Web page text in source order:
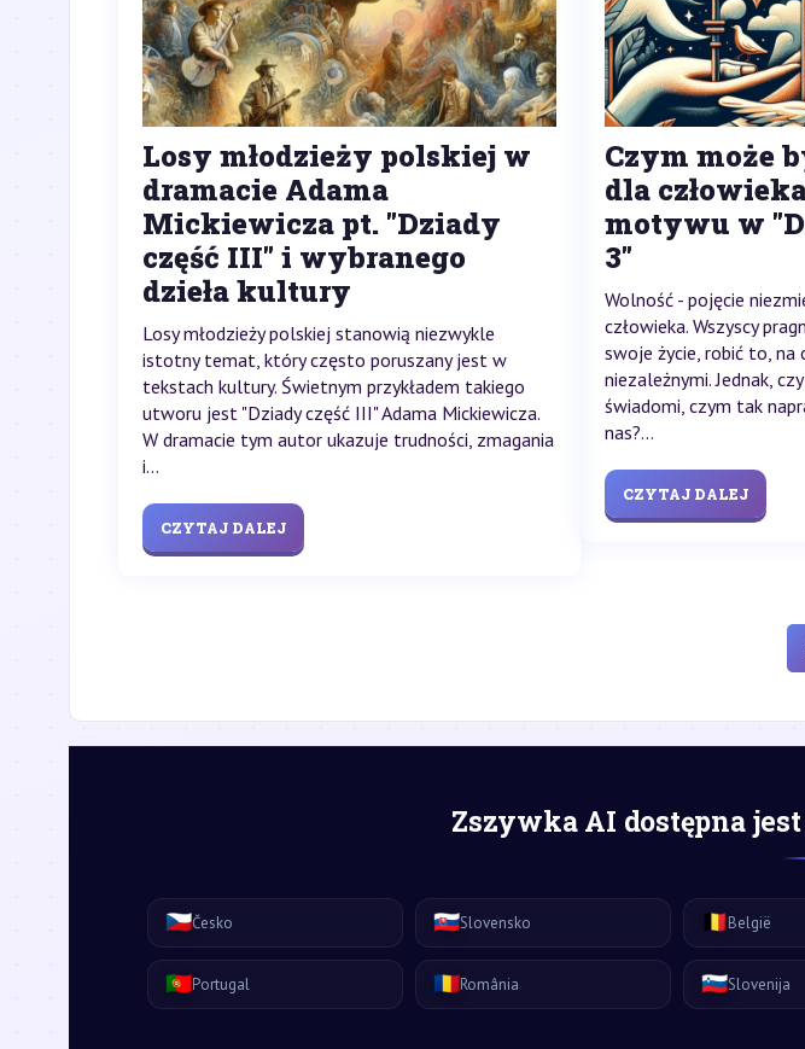
Losy młodzieży polskiej w
dramacie Adama
Mickiewicza pt. "Dziady
część III" i wybranego
dzieła kultury
Losy młodzieży polskiej stanowią niezwykle
istotny temat, który często poruszany jest w
tekstach kultury. Świetnym przykładem takiego
utworu jest "Dziady część III" Adama Mickiewicza.
W dramacie tym autor ukazuje trudności, zmagania
i...
CZYTAJ DALEJ
Czym może
dla
motywu w
3"
Wolność - pojęcie
człowieka. Wszyscy
swoje życie, robić to, na
niezależnymi. Jednak,
świadomi, czym tak
nas?...
CZYTAJ DALEJ
Zszywka AI dostępna
🇨🇿Česko 🇸🇰Slovensko 🇧🇪België
🇵🇹Portugal 🇷🇴România 🇸🇮Slovenija